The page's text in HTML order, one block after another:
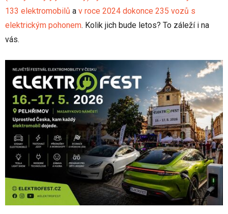
133 elektromobilů a v roce 2024 dokonce 235 vozů s
elektrickým pohonem. Kolik jich bude letos? To záleží i na
vás.